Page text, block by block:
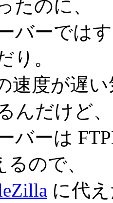
たのに、
バーでは
り。
速度が遅
んだけど、
バーは
ので、
に代